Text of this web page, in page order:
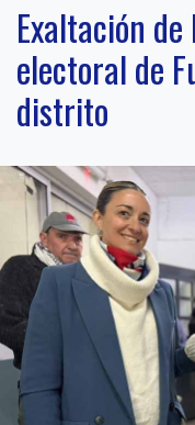
Exaltación
electoral de
distrito